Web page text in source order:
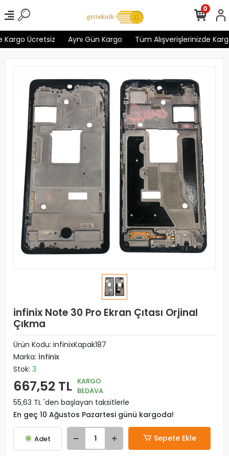
Ücretsiz Aynı Gün Kargo Tüm Alışverişlerinizde
0
infinix Note 30 Pro Ekran Çıtası Orjinal
Çıkma
Ürün Kodu: infinixKapak187
Marka: İnfinix
Stok: 3
667,52 TL KARGO
BEDAVA
55,63 TL 'den başlayan taksitlerle
En geç 10 Ağustos Pazartesi günü kargoda!
Adet Sepete Ekle